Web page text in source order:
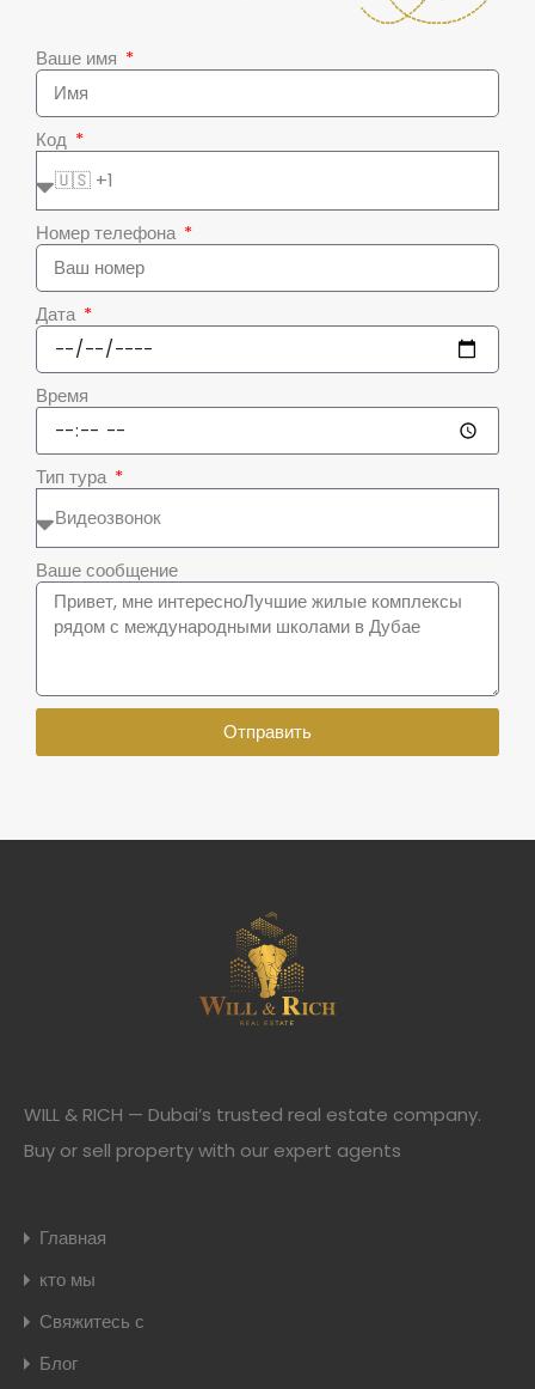
Ваше имя
Код
Номер телефона
Дата
Время
Тип тура
Ваше сообщение
Отправить
WILL & RICH — Dubai’s trusted real estate company.
Buy or sell property with our expert agents
Главная
кто мы
Свяжитесь с
Блог